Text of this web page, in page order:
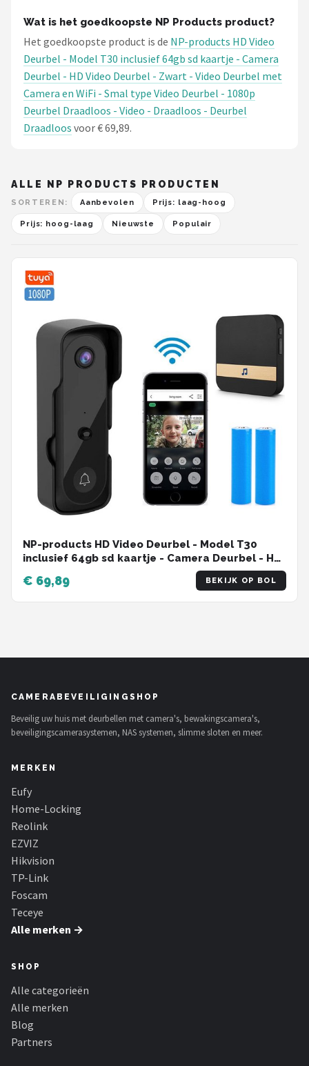
Wat is het goedkoopste NP Products product?
Het goedkoopste product is de NP-products HD Video
Deurbel - Model T30 inclusief 64gb sd kaartje - Camera
Deurbel - HD Video Deurbel - Zwart - Video Deurbel met
Camera en WiFi - Smal type Video Deurbel - 1080p
Deurbel Draadloos - Video - Draadloos - Deurbel
Draadloos voor € 69,89.
ALLE NP PRODUCTS PRODUCTEN
SORTEREN: Aanbevolen Prijs: laag-hoog
Prijs: hoog-laag Nieuwste Populair
NP-products HD Video Deurbel - Model T30
inclusief 64gb sd kaartje - Camera Deurbel - HD
Video Deurbel - Zwart - Video Deurbel met
Camera en WiFi - Smal type Video Deurbel -
1080p Deurbel Draadloos - Video - Draadloos -
€ 69,89 BEKIJK OP BOL
CAMERABEVEILIGINGSHOP
Beveilig uw huis met deurbellen met camera's, bewakingscamera's,
beveiligingscamerasystemen, NAS systemen, slimme sloten en meer.
MERKEN
Eufy
Home-Locking
Reolink
EZVIZ
Hikvision
TP-Link
Foscam
Teceye
Alle merken →
SHOP
Alle categorieën
Alle merken
Blog
Partners